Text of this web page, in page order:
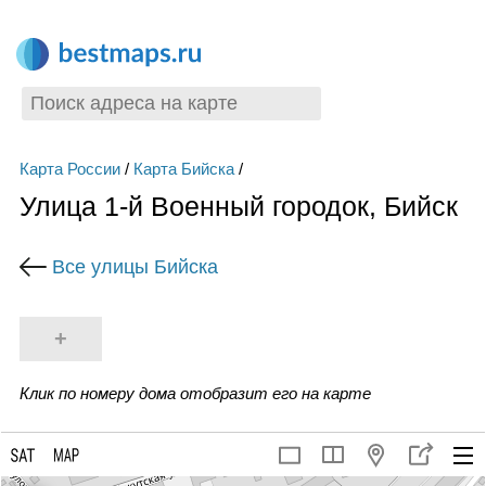
Карта России/ Карта Бийска/
Улица 1-й Военный городок, Бийск
Все улицы Бийска
+
Клик по номеру дома отобразит его на карте